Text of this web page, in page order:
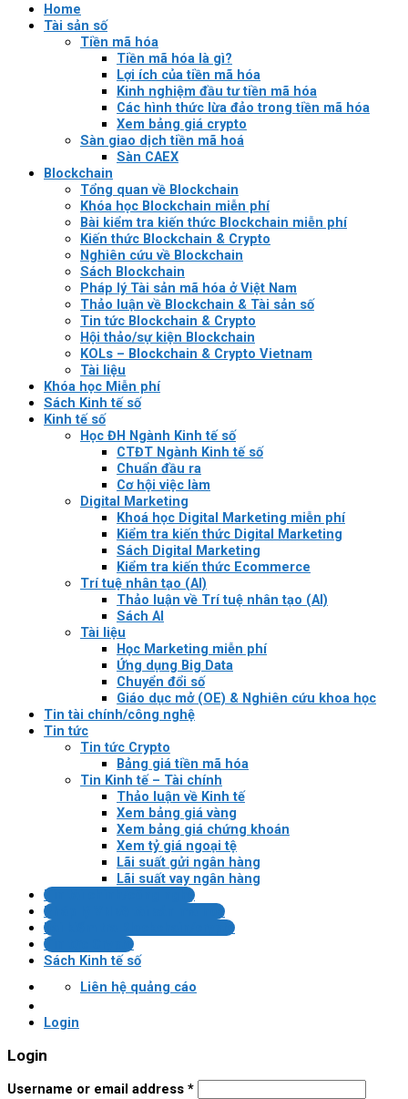
Home
Tài sản số
Tiền mã hóa
Tiền mã hóa là gì?
Lợi ích của tiền mã hóa
Kinh nghiệm đầu tư tiền mã hóa
Các hình thức lừa đảo trong tiền mã hóa
Xem bảng giá crypto
Sàn giao dịch tiền mã hoá
Sàn CAEX
Blockchain
Tổng quan về Blockchain
Khóa học Blockchain miễn phí
Bài kiểm tra kiến thức Blockchain miễn phí
Kiến thức Blockchain & Crypto
Nghiên cứu về Blockchain
Sách Blockchain
Pháp lý Tài sản mã hóa ở Việt Nam
Thảo luận về Blockchain & Tài sản số
Tin tức Blockchain & Crypto
Hội thảo/sự kiện Blockchain
KOLs – Blockchain & Crypto Vietnam
Tài liệu
Khóa học Miễn phí
Sách Kinh tế số
Kinh tế số
Học ĐH Ngành Kinh tế số
CTĐT Ngành Kinh tế số
Chuẩn đầu ra
Cơ hội việc làm
Digital Marketing
Khoá học Digital Marketing miễn phí
Kiểm tra kiến thức Digital Marketing
Sách Digital Marketing
Kiểm tra kiến thức Ecommerce
Trí tuệ nhân tạo (AI)
Thảo luận về Trí tuệ nhân tạo (AI)
Sách AI
Tài liệu
Học Marketing miễn phí
Ứng dụng Big Data
Chuyển đổi số
Giáo dục mở (OE) & Nghiên cứu khoa học
Tin tài chính/công nghệ
Tin tức
Tin tức Crypto
Bảng giá tiền mã hóa
Tin Kinh tế – Tài chính
Thảo luận về Kinh tế
Xem bảng giá vàng
Xem bảng giá chứng khoán
Xem tỷ giá ngoại tệ
Lãi suất gửi ngân hàng
Lãi suất vay ngân hàng
Tin tài chính/công nghệ
Pháp lý VN về tài sản mã hóa
Bài kiểm tra Blockchain/crypto
Tin tức Crypto
Sách Kinh tế số
Liên hệ quảng cáo
Login
Login
Username or email address *